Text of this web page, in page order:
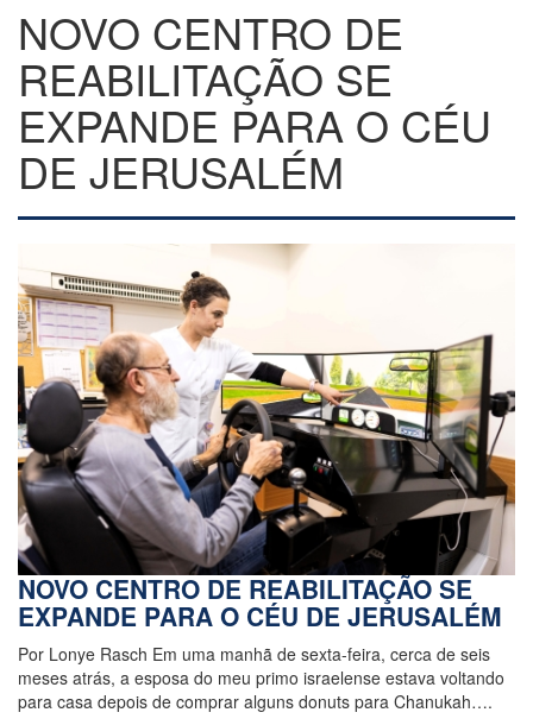
NOVO CENTRO DE
REABILITAÇÃO SE
EXPANDE PARA O CÉU
DE JERUSALÉM
NOVO CENTRO DE REABILITAÇÃO SE
EXPANDE PARA O CÉU DE JERUSALÉM
Por Lonye Rasch Em uma manhã de sexta-feira, cerca de seis
meses atrás, a esposa do meu primo israelense estava voltando
para casa depois de comprar alguns donuts para Chanukah….